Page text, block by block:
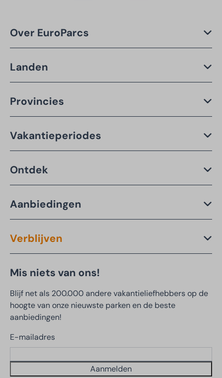
Over EuroParcs
Landen
Provincies
Vakantieperiodes
Ontdek
Aanbiedingen
Verblijven
Mis niets van ons!
Blijf net als 200.000 andere vakantieliefhebbers op de
hoogte van onze nieuwste parken en de beste
aanbiedingen!
E-mailadres
Aanmelden